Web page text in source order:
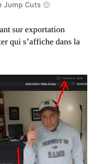
Jump Cuts 🙁
sur exportation
qui s’affiche dans la